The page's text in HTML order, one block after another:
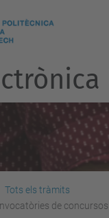
Tots els tràmits
de